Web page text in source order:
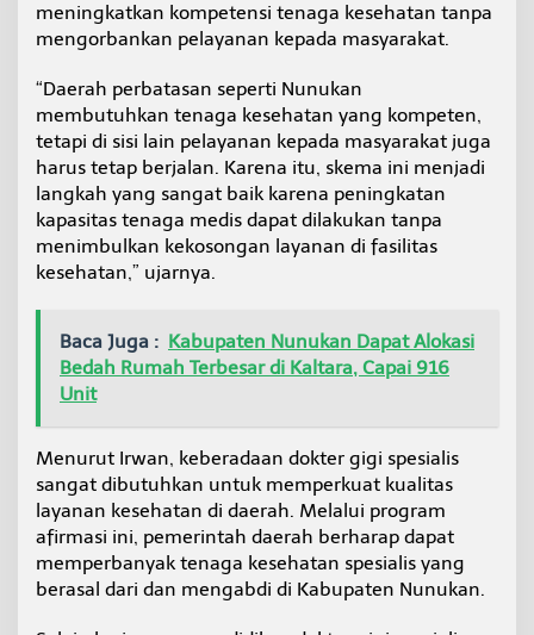
meningkatkan kompetensi tenaga kesehatan tanpa
mengorbankan pelayanan kepada masyarakat.
“Daerah perbatasan seperti Nunukan
membutuhkan tenaga kesehatan yang kompeten,
tetapi di sisi lain pelayanan kepada masyarakat juga
harus tetap berjalan. Karena itu, skema ini menjadi
langkah yang sangat baik karena peningkatan
kapasitas tenaga medis dapat dilakukan tanpa
menimbulkan kekosongan layanan di fasilitas
kesehatan,” ujarnya.
Baca Juga : Kabupaten Nunukan Dapat Alokasi
Bedah Rumah Terbesar di Kaltara, Capai 916
Unit
Menurut Irwan, keberadaan dokter gigi spesialis
sangat dibutuhkan untuk memperkuat kualitas
layanan kesehatan di daerah. Melalui program
afirmasi ini, pemerintah daerah berharap dapat
memperbanyak tenaga kesehatan spesialis yang
berasal dari dan mengabdi di Kabupaten Nunukan.